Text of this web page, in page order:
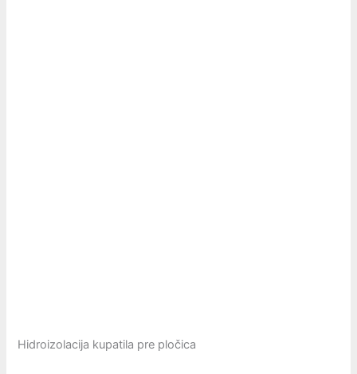
Hidroizolacija kupatila pre pločica